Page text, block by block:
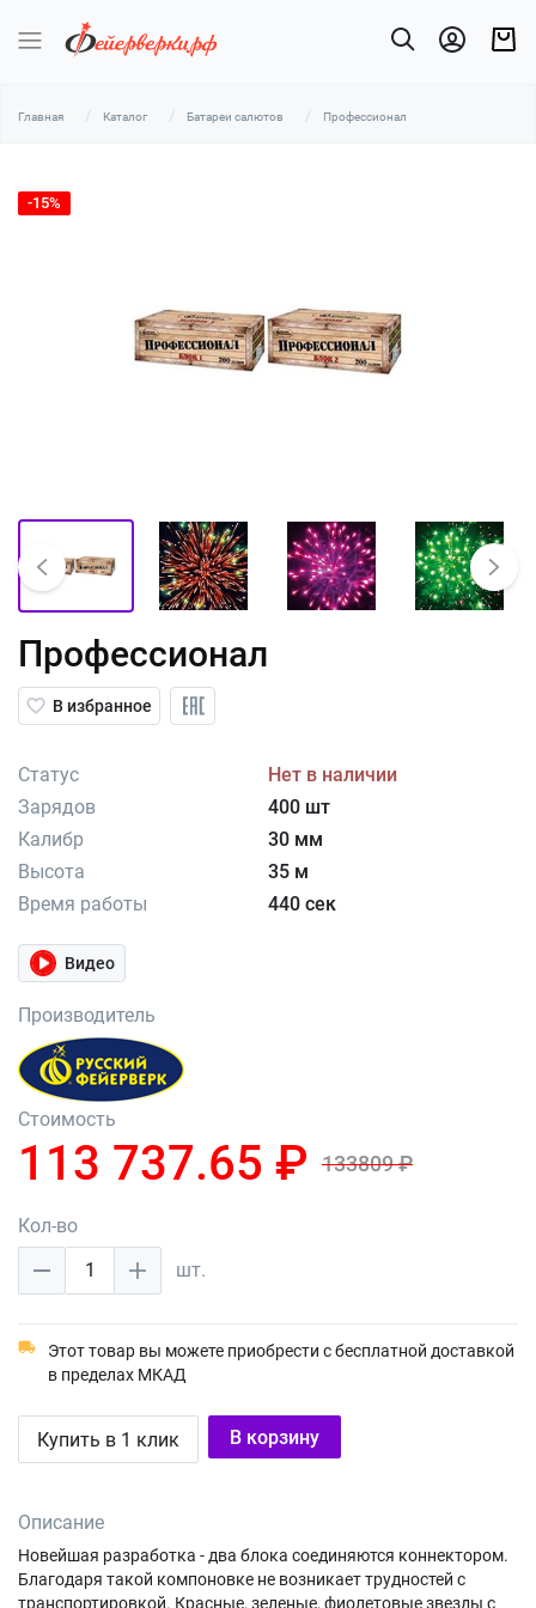
Главная Каталог Батареи салютов Профессионал
-15%
Профессионал
В избранное
Статус
Нет в наличии
Зарядов
400 шт
Калибр
30 мм
Высота
35 м
Время работы
440 сек
Видео
Производитель
Стоимость
113 737.65 ₽ 133809 ₽
Кол-во
1
шт.
Этот товар вы можете приобрести с бесплатной доставкой
в пределах МКАД
Купить в 1 клик В корзину
Описание
Новейшая разработка - два блока соединяются коннектором.
Благодаря такой компоновке не возникает трудностей с
транспортировкой. Красные, зеленые, фиолетовые звезды с